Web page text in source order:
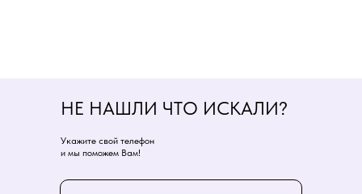
НЕ НАШЛИ ЧТО ИСКАЛИ?
Укажите свой телефон
и мы поможем Вам!